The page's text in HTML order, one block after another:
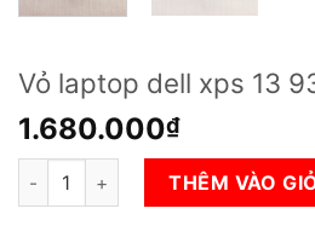
Vỏ laptop dell xps 13
1.680.000₫
Vỏ laptop dell xps 13 9360 số lượng
THÊM VÀO